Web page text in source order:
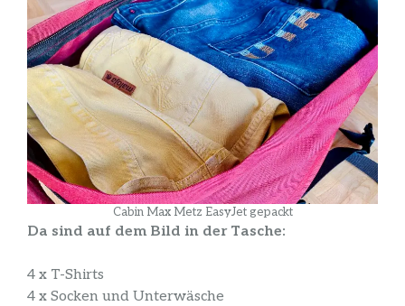
Cabin Max Metz EasyJet gepackt
Da sind auf dem Bild in der Tasche:
4 x T-Shirts
4 x Socken und Unterwäsche